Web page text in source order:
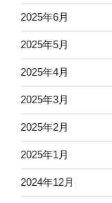
2025年6月
2025年5月
2025年4月
2025年3月
2025年2月
2025年1月
2024年12月